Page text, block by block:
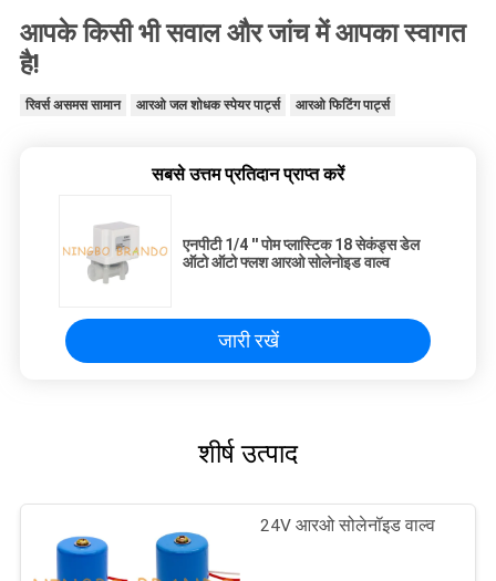
आपके किसी भी सवाल और जांच में आपका स्वागत
है!
रिवर्स असमस सामान आरओ जल शोधक स्पेयर पार्ट्स आरओ फिटिंग पार्ट्स
सबसे उत्तम प्रतिदान प्राप्त करें
एनपीटी 1/4 '' पोम प्लास्टिक 18 सेकंड्स डेल
ऑटो ऑटो फ्लश आरओ सोलेनोइड वाल्व
जारी रखें
शीर्ष उत्पाद
24V आरओ सोलेनॉइड वाल्व